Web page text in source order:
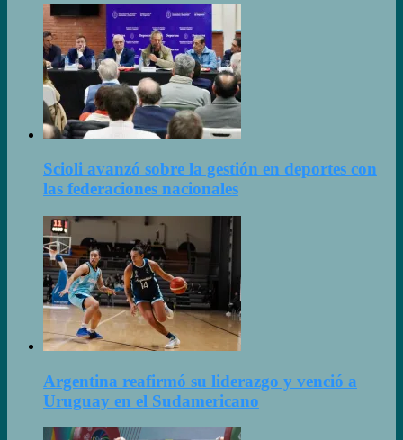
Scioli avanzó sobre la gestión en deportes con
las federaciones nacionales
Argentina reafirmó su liderazgo y venció a
Uruguay en el Sudamericano